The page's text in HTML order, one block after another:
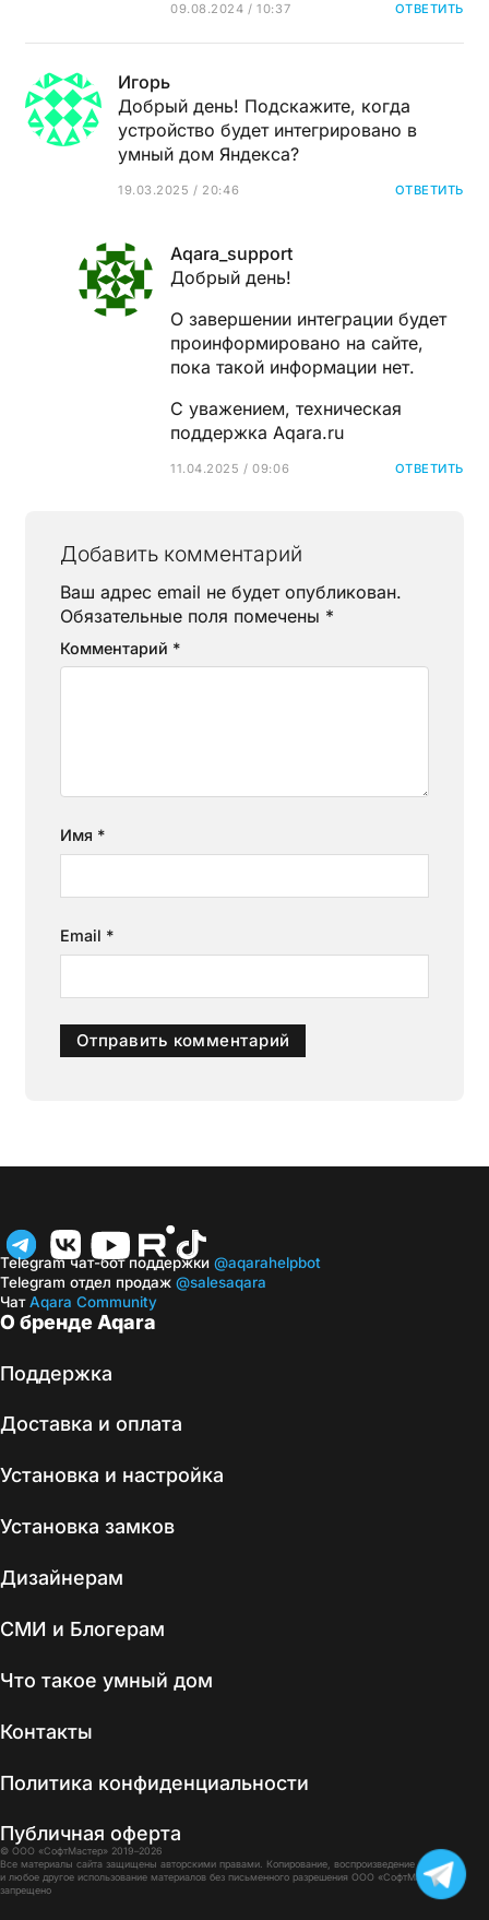
09.08.2024 / 10:37 ОТВЕТИТЬ
Игорь
Добрый день! Подскажите, когда
устройство будет интегрировано в
умный дом Яндекса?
19.03.2025 / 20:46 ОТВЕТИТЬ
Aqara_support
Добрый день!
О завершении интеграции будет
проинформировано на сайте,
пока такой информации нет.
С уважением, техническая
поддержка Aqara.ru
11.04.2025 / 09:06 ОТВЕТИТЬ
Добавить комментарий
Ваш адрес email не будет опубликован.
Обязательные поля помечены *
Комментарий *
Имя *
Email *
О бренде Aqara
Поддержка
Доставка и оплата
Установка и настройка
Установка замков
Дизайнерам
СМИ и Блогерам
Что такое умный дом
Контакты
Политика конфиденциальности
Публичная оферта
© ООО «СофтМастер» 2019–2026
Все материалы сайта защищены авторскими правами. Копирование, воспроизведение
и любое другое использование материалов без письменного разрешения ООО «СофтМастер»
запрещено
Telegram чат-бот поддержки @aqarahelpbot
Telegram отдел продаж @salesaqara
ЧатAqara Community